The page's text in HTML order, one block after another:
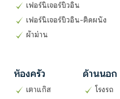
เฟอร์นิเจอร์บิวอิน
เฟอร์นิเจอร์บิวอิน-ติดผนัง
ผ้าม่าน
ห้องครัว
เตาแก๊ส
ด้านนอก
โรงรถ